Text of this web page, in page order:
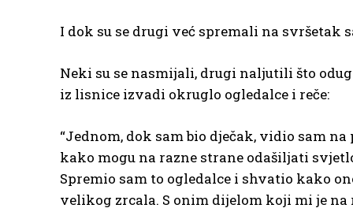
I dok su se drugi već spremali na svršetak
Neki su se nasmijali, drugi naljutili što
iz lisnice izvadi okruglo ogledalce i reče:
“Jednom, dok sam bio dječak, vidio sam
kako mogu na razne strane odašiljati
Spremio sam to ogledalce i shvatio kako
velikog zrcala. S onim dijelom koji mi je